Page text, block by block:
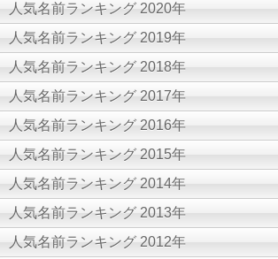
人気名前ランキング 2020年
人気名前ランキング 2019年
人気名前ランキング 2018年
人気名前ランキング 2017年
人気名前ランキング 2016年
人気名前ランキング 2015年
人気名前ランキング 2014年
人気名前ランキング 2013年
人気名前ランキング 2012年